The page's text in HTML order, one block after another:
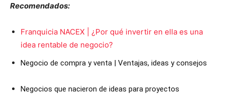
Recomendados:
Franquicia NACEX | ¿Por qué invertir en ella es una
idea rentable de negocio?
Negocio de compra y venta | Ventajas, ideas y consejos
Negocios que nacieron de ideas para proyectos